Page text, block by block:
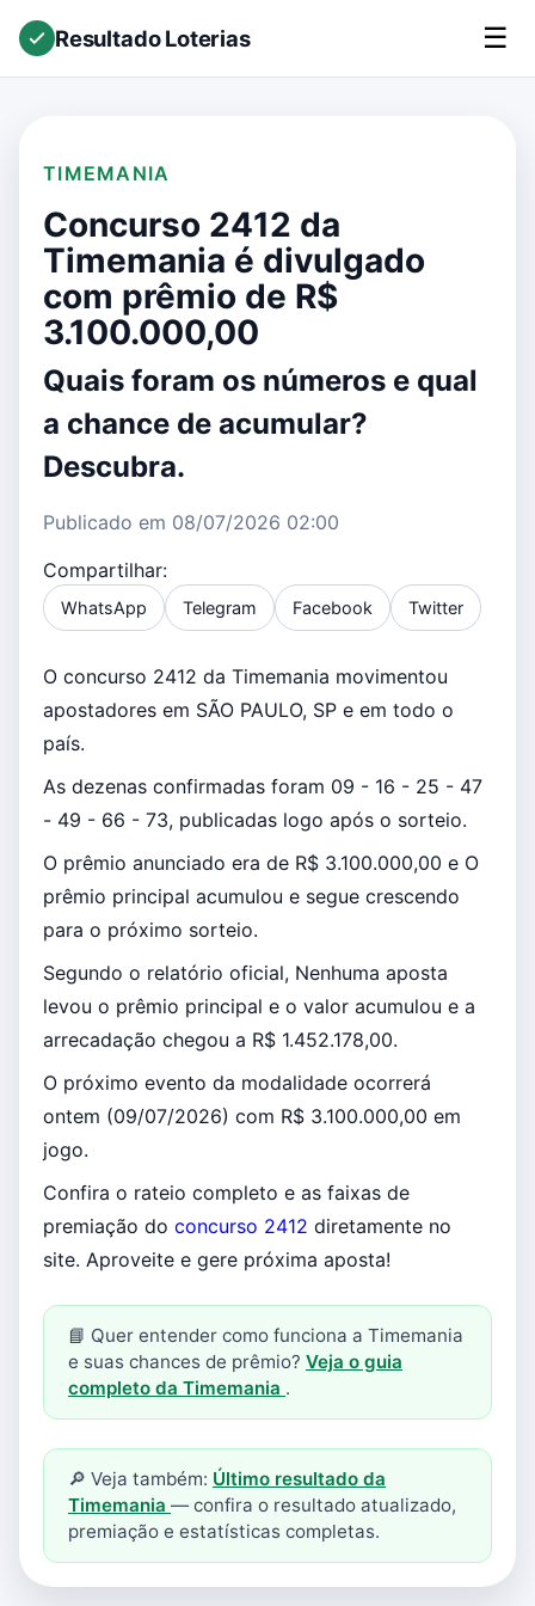
Resultado Loterias ☰
TIMEMANIA
Concurso 2412 da
Timemania é divulgado
com prêmio de R$
3.100.000,00
Quais foram os números e qual
a chance de acumular?
Descubra.
Publicado em 08/07/2026 02:00
Compartilhar:
WhatsApp Telegram Facebook Twitter
O concurso 2412 da Timemania movimentou
apostadores em SÃO PAULO, SP e em todo o
país.
As dezenas confirmadas foram 09 - 16 - 25 - 47
- 49 - 66 - 73, publicadas logo após o sorteio.
O prêmio anunciado era de R$ 3.100.000,00 e O
prêmio principal acumulou e segue crescendo
para o próximo sorteio.
Segundo o relatório oficial, Nenhuma aposta
levou o prêmio principal e o valor acumulou e a
arrecadação chegou a R$ 1.452.178,00.
O próximo evento da modalidade ocorrerá
ontem (09/07/2026) com R$ 3.100.000,00 em
jogo.
Confira o rateio completo e as faixas de
premiação do concurso 2412 diretamente no
site. Aproveite e gere próxima aposta!
📘 Quer entender como funciona a Timemania
e suas chances de prêmio? Veja o guia
completo da Timemania .
🔎 Veja também: Último resultado da
Timemania — confira o resultado atualizado,
premiação e estatísticas completas.